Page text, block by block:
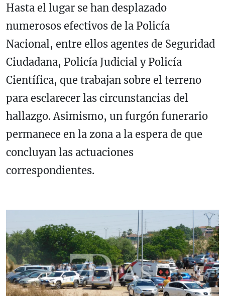
Hasta el lugar se han desplazado
numerosos efectivos de la Policía
Nacional, entre ellos agentes de Seguridad
Ciudadana, Policía Judicial y Policía
Científica, que trabajan sobre el terreno
para esclarecer las circunstancias del
hallazgo. Asimismo, un furgón funerario
permanece en la zona a la espera de que
concluyan las actuaciones
correspondientes.